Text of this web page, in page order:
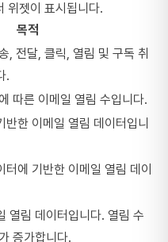
위젯이 표시됩니다.
목적
, 전달, 클릭, 열림 및 구독 취
.
따른 이메일 열림 수입니다.
반한 이메일 열림 데이터입니
에 기반한 이메일 열림 데이
열림 데이터입니다. 열림 수
증가합니다.